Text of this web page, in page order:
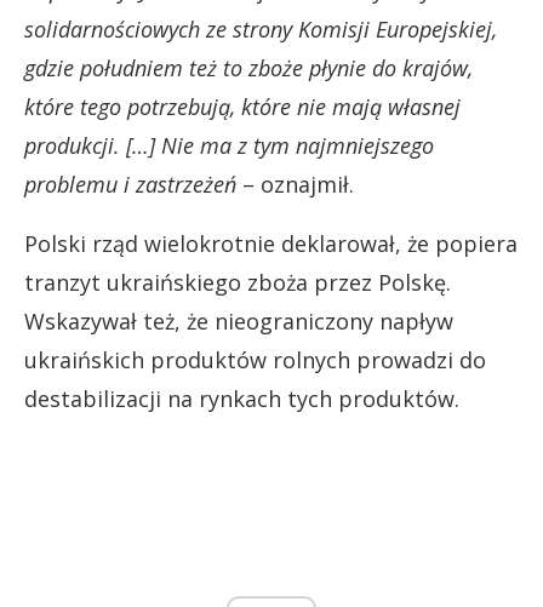
solidarnościowych ze strony Komisji Europejskiej,
gdzie południem też to zboże płynie do krajów,
które tego potrzebują, które nie mają własnej
produkcji. […] Nie ma z tym najmniejszego
problemu i zastrzeżeń – oznajmił.
Polski rząd wielokrotnie deklarował, że popiera
tranzyt ukraińskiego zboża przez Polskę.
Wskazywał też, że nieograniczony napływ
ukraińskich produktów rolnych prowadzi do
destabilizacji na rynkach tych produktów.